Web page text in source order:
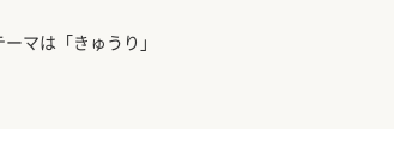
マは「きゅうり」